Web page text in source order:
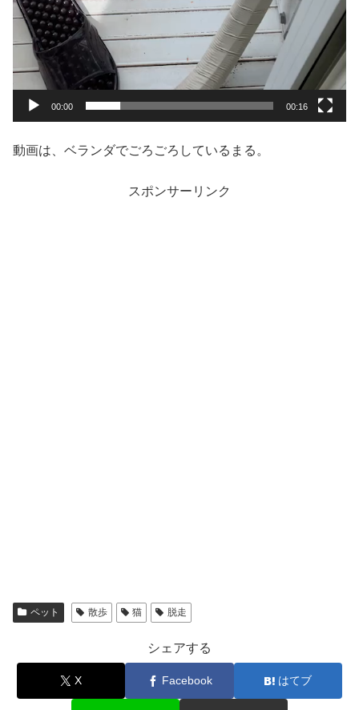
00:00 00:16
動画は、ベランダでごろごろしているまる。
スポンサーリンク
ペット 散歩 猫 脱走
シェアする
X Facebook はてブ